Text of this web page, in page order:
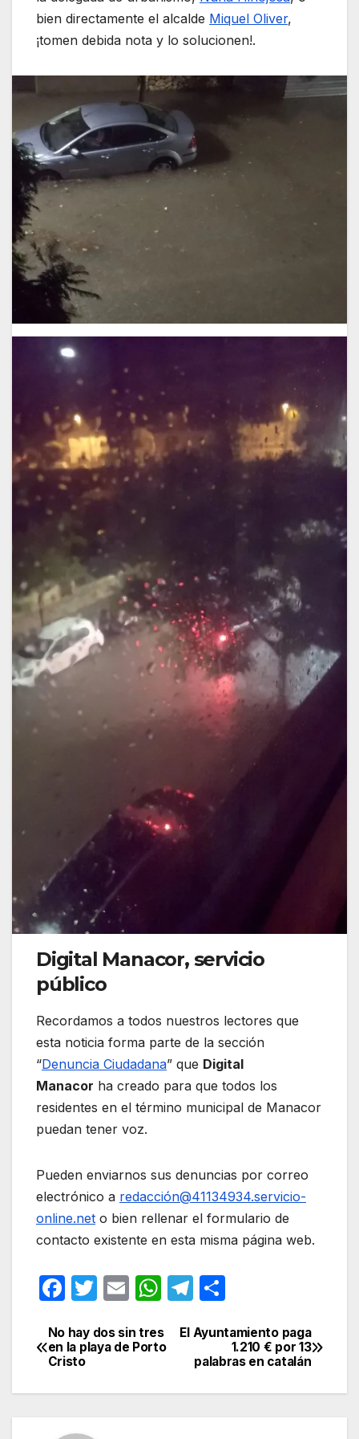
bien directamente el alcalde Miquel Oliver,
¡tomen debida nota y lo solucionen!.
Digital Manacor, servicio
público
Recordamos a todos nuestros lectores que
esta noticia forma parte de la sección
“Denuncia Ciudadana” que Digital
Manacor ha creado para que todos los
residentes en el término municipal de Manacor
puedan tener voz.
Pueden enviarnos sus denuncias por correo
electrónico a redacción@41134934.servicio-
online.net o bien rellenar el formulario de
contacto existente en esta misma página web.
F
c
e
b
T
itt
E
ail
W
at
A
T
e
gr
a
m
p
ar
Navegación
de
El Ayuntamiento paga
1.210 € por 13
palabras en catalán
No hay dos sin tres
en la playa de Porto
Cristo